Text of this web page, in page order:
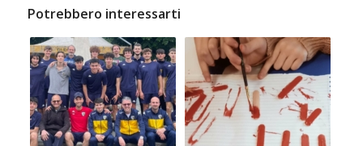
Potrebbero interessarti